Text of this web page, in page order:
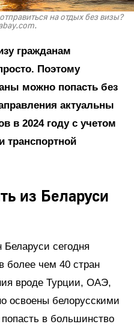
на отдых без визы?
гражданам
Поэтому
можно попасть без
актуальны
в 2024 году с учетом
транспортной
из Беларуси
Беларуси сегодня
более чем 40 стран
вроде Турции, ОАЭ,
освоены белорусскими
в большинство